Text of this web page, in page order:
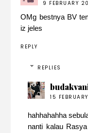
9 FEBRUARY
OMg bestnya BV
iz jeles
REPLY
REPLIES
15
hahhahahha
nanti kalau